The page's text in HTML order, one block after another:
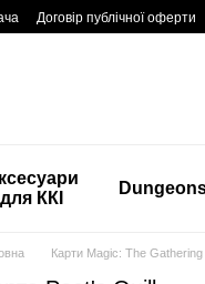
Договір публічної оферти
для ККІ
Карти Magic: The Gathering